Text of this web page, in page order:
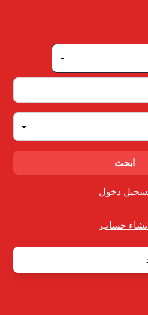
دخول
حساب